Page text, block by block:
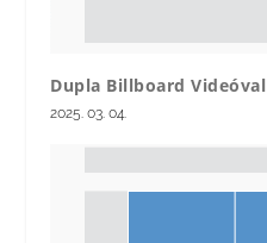
Dupla Billboard Videóval
2025. 03. 04.